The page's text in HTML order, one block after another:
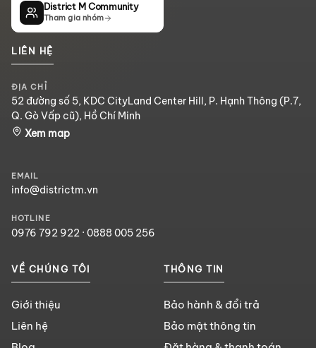
District M Community
Tham gia nhóm
LIÊN HỆ
ĐỊA CHỈ
52 đường số 5, KDC CityLand Center Hill, P. Hạnh Thông (P.7,
Q. Gò Vấp cũ), Hồ Chí Minh
Xem map
EMAIL
info@districtm.vn
HOTLINE
0976 792 922 · 0888 005 256
VỀ CHÚNG TÔI
Giới thiệu
Liên hệ
THÔNG TIN
Bảo hành & đổi trả
Bảo mật thông tin